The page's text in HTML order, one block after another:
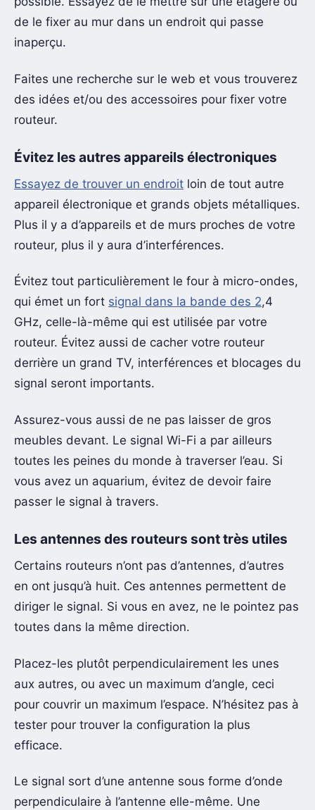
de le fixer au mur dans un endroit qui passe
inaperçu.
Faites une recherche sur le web et vous trouverez
des idées et/ou des accessoires pour fixer votre
routeur.
Évitez les autres appareils électroniques
Essayez de trouver un endroit loin de tout autre
appareil électronique et grands objets métalliques.
Plus il y a d’appareils et de murs proches de votre
routeur, plus il y aura d’interférences.
Évitez tout particulièrement le four à micro-ondes,
qui émet un fort signal dans la bande des 2,4
GHz, celle-là-même qui est utilisée par votre
routeur. Évitez aussi de cacher votre routeur
derrière un grand TV, interférences et blocages du
signal seront importants.
Assurez-vous aussi de ne pas laisser de gros
meubles devant. Le signal Wi-Fi a par ailleurs
toutes les peines du monde à traverser l’eau. Si
vous avez un aquarium, évitez de devoir faire
passer le signal à travers.
Les antennes des routeurs sont très utiles
Certains routeurs n’ont pas d’antennes, d’autres
en ont jusqu’à huit. Ces antennes permettent de
diriger le signal. Si vous en avez, ne le pointez pas
toutes dans la même direction.
Placez-les plutôt perpendiculairement les unes
aux autres, ou avec un maximum d’angle, ceci
pour couvrir un maximum l’espace. N’hésitez pas à
tester pour trouver la configuration la plus
efficace.
Le signal sort d’une antenne sous forme d’onde
perpendiculaire à l’antenne elle-même. Une